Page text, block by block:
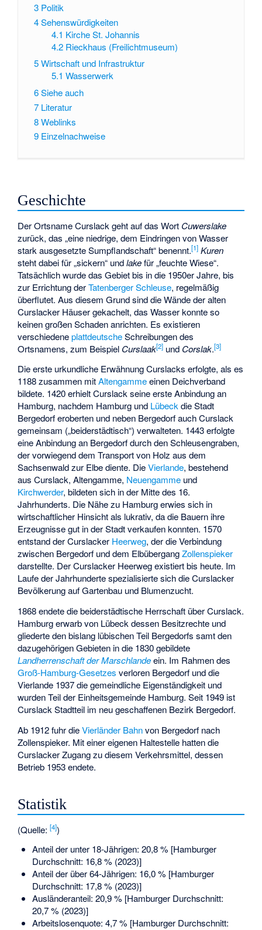
3 Politik
4Sehenswürdigkeiten
4.1 Kirche St. Johannis
4.2 Rieckhaus (Freilichtmuseum)
5Wirtschaft und Infrastruktur
5.1 Wasserwerk
6Siehe auch
7 Literatur
8Weblinks
9 Einzelnachweise
Geschichte
Der Ortsname Curslack geht auf das Wort Cuwerslake
zurück, das „eine niedrige, dem Eindringen von Wasser
stark ausgesetzte Sumpflandschaft“ benennt.[1] Kuren
steht dabei für „sickern“ undlakefür „feuchte Wiese“.
Tatsächlich wurde das Gebiet bis in die 1950er Jahre, bis
zur Errichtung derTatenberger Schleuse, regelmäßig
überflutet. Aus diesem Grund sind die Wände der alten
Curslacker Häuser gekachelt, das Wasser konnte so
keinen großen Schaden anrichten. Es existieren
verschiedeneplattdeutscheSchreibungen des
Ortsnamens, zum Beispiel Curslaak[2] und Corslak.[3]
Die erste urkundliche Erwähnung Curslacks erfolgte, als es
1188 zusammen mitAltengammeeinen Deichverband
bildete. 1420 erhielt Curslack seine erste Anbindung an
Hamburg, nachdem Hamburg und Lübeckdie Stadt
Bergedorf eroberten und neben Bergedorf auch Curslack
gemeinsam („beiderstädtisch“) verwalteten. 1443 erfolgte
eine Anbindung an Bergedorf durch den Schleusengraben,
der vorwiegend dem Transport von Holz aus dem
Sachsenwald zur Elbe diente. DieVierlande, bestehend
aus Curslack, Altengamme, Neuengamme und
Kirchwerder, bildeten sich in der Mitte des 16.
Jahrhunderts. Die Nähe zu Hamburg erwies sich in
wirtschaftlicher Hinsicht als lukrativ, da die Bauern ihre
Erzeugnisse gut in der Stadt verkaufen konnten. 1570
entstand der Curslacker Heerweg, der die Verbindung
zwischen Bergedorf und dem ElbübergangZollenspieker
darstellte. Der Curslacker Heerweg existiert bis heute. Im
Laufe der Jahrhunderte spezialisierte sich die Curslacker
Bevölkerung auf Gartenbau und Blumenzucht.
1868 endete die beiderstädtische Herrschaft über Curslack.
Hamburg erwarb von Lübeck dessen Besitzrechte und
gliederte den bislang lübischen Teil Bergedorfs samt den
dazugehörigen Gebieten in die 1830 gebildete
Landherrenschaft der Marschlandeein. Im Rahmen des
Groß-Hamburg-Gesetzes verloren Bergedorf und die
Vierlande 1937 die gemeindliche Eigenständigkeit und
wurden Teil der Einheitsgemeinde Hamburg. Seit 1949 ist
Curslack Stadtteil im neu geschaffenen Bezirk Bergedorf.
Ab 1912 fuhr dieVierländer Bahnvon Bergedorf nach
Zollenspieker. Mit einer eigenen Haltestelle hatten die
Curslacker Zugang zu diesem Verkehrsmittel, dessen
Betrieb 1953 endete.
Statistik
(Quelle:[4])
Anteil der unter 18-Jährigen: 20,8 % [Hamburger
Durchschnitt: 16,8 % (2023)]
Anteil der über 64-Jährigen: 16,0 % [Hamburger
Durchschnitt: 17,8 % (2023)]
Ausländeranteil: 20,9 % [Hamburger Durchschnitt:
20,7 % (2023)]
Arbeitslosenquote: 4,7 % [Hamburger Durchschnitt: